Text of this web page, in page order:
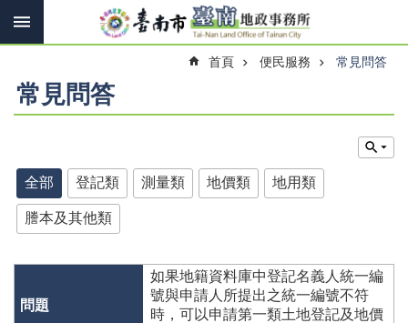
跳到主要內容區塊
搜
搜
尋
訊
息
快
報
機
簡
首頁 便民服務 常見問答
常見問答
全部 登記類 測量類 地價類 地用類
謄本及其他類
如果地籍資料庫中登記名義人統一編
號與申請人所提出之統一編號不符
時，可以申請第一類土地登記及地價